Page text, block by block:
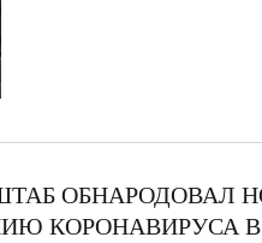
ОБНАРОДОВАЛ
КОРОНАВИРУСА В